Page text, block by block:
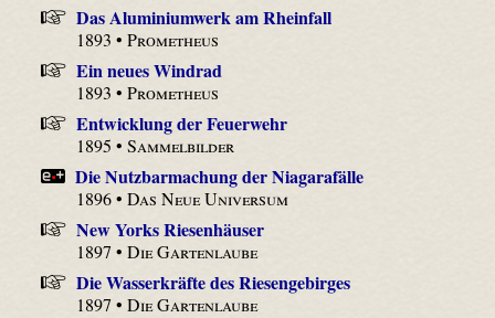
Das Aluminiumwerk am Rheinfall
1893 •Prometheus
Ein neues Windrad
1893 •Prometheus
Entwicklung der Feuerwehr
1895 •Sammelbilder
Die Nutzbarmachung der Niagarafälle
1896 •Das Neue Universum
New Yorks Riesenhäuser
1897 •Die Gartenlaube
Die Wasserkräfte des Riesengebirges
1897 •Die Gartenlaube